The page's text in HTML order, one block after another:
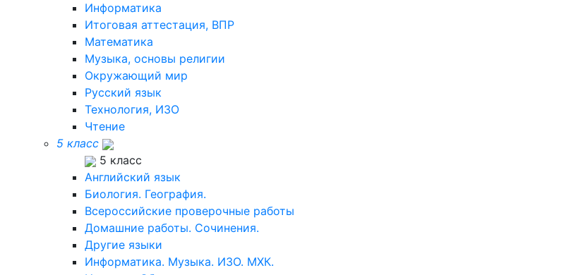
Информатика
Итоговая аттестация, ВПР
Математика
Музыка, основы религии
Окружающий мир
Русский язык
Технология, ИЗО
Чтение
5 класс
5 класс
Английский язык
Биология. География.
Всероссийские проверочные работы
Домашние работы. Сочинения.
Другие языки
Информатика. Музыка. ИЗО. МХК.